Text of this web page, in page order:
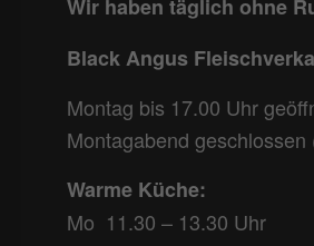
Wir haben täglich ohne
Black Angus
Montag bis 17.00 Uhr
Montagabend
Warme Küche:
Mo 11.30 – 13.30 Uhr